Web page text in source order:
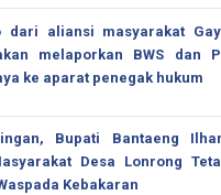
dari aliansi masyarakat
melaporkan BWS dan
ke aparat penegak hukum
Bupati Bantaeng
Desa Lonrong
Kebakaran